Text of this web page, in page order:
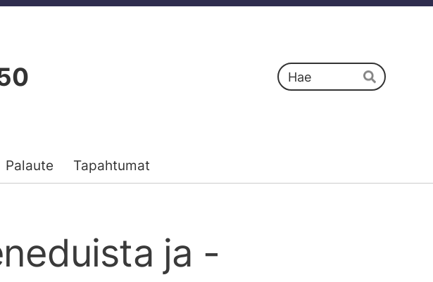
Haku
Hae
Palaute Tapahtumat
ja -